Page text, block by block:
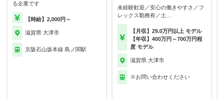
る企業です
【時給】2,000円～
滋賀県 大津市
京阪石山坂本線 島ノ関駅
未経験歓迎／安心の働きやすさ／フ
レックス勤務有／土…
【月収】29.0万円以上 モデル
【年収】400万円～700万円程
度 モデル
滋賀県 大津市
※お問い合わせください